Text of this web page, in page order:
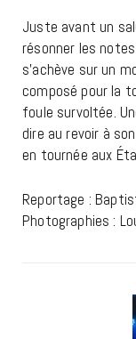
Juste avant un
résonner les notes
s’achève sur un
composé pour la
foule survoltée.
dire au revoir à
en tournée aux
Reportage :
Photographies :